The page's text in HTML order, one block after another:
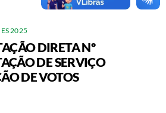
2025
DIRETA Nº
DE SERVIÇO
DE VOTOS